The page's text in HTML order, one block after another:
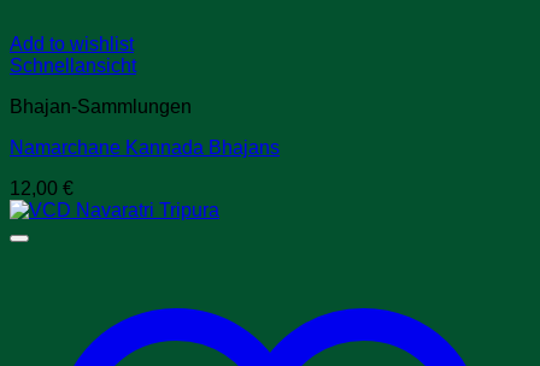
Add to wishlist
Schnellansicht
Bhajan-Sammlungen
Namarchane Kannada Bhajans
12,00 €